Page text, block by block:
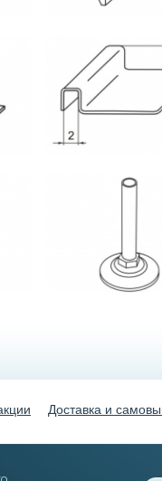
Доставка и